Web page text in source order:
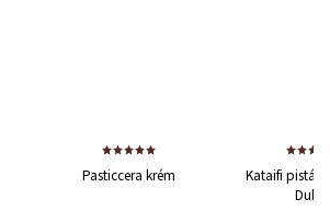
Pasticcera krém
Kataifi
Dubai
Powered by chaterimo